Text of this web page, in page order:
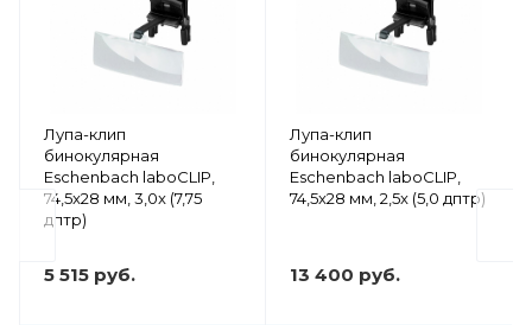
Лупа-клип
бинокулярная
Eschenbach laboCLIP,
74,5x28 мм, 3,0x (7,75
дптр)
5 515 руб.
Лупа-клип
бинокулярная
Eschenbach laboCLIP,
74,5x28 мм, 2,5x (5,0 дптр)
13 400 руб.